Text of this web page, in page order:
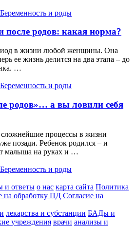
Беременность и роды
после родов: какая норма?
в жизни любой женщины. Она
ее жизнь делится на два этапа – до
…
Беременность и роды
родов»… а вы ловили себя
процессы в жизни
позади. Ребенок родился – и
малыша на руках и …
Беременность и роды
и ответы о нас карта сайта Политика
на обработку ПД Согласие на
лекарства и субстанции БАДы и
учреждения врачи анализы и